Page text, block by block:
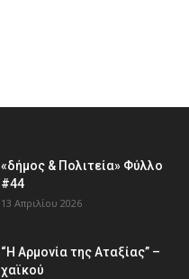
«δήμος & Πολιτεία» Φύλλο
#44
13 Απριλίου 2026
“Η Αρμονία της Αταξίας” –
χαϊκού